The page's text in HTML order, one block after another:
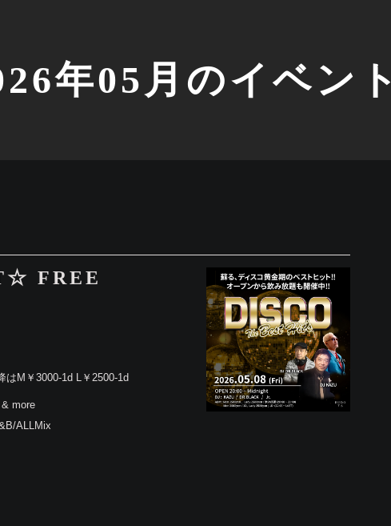
年05月のイベント
FREE
はM￥3000-1d L￥2500-1d
more
ALLMix